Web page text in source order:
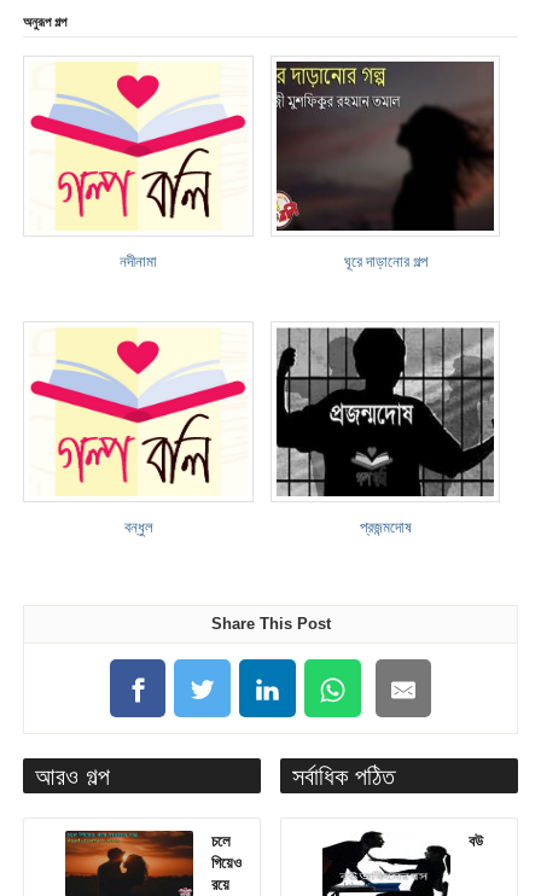
অনুরূপ গল্প
নদীনামা ঘূরে দাড়ানোর গল্প
বন্ধুল প্রজন্মদোষ
Share This Post
আরও গল্প
চলে
গিয়েও
রয়ে
সর্বাধিক পঠিত
বউ